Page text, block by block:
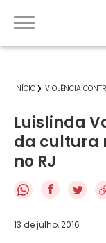
INÍCIO VIOLÊNCIA
Luislinda
da cultura
no RJ
f
13 de julho, 2016